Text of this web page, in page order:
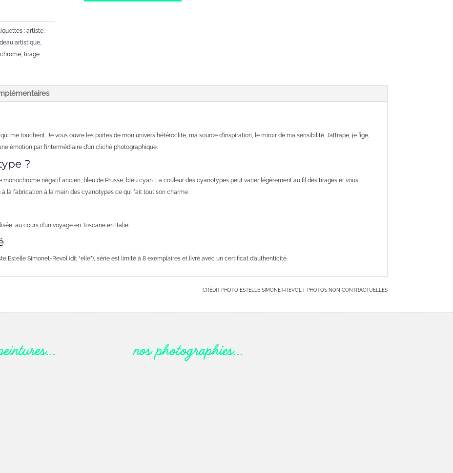
:artiste,
artistique,
,tirage
me touchent. Je vous ouvre les portes de mon univers hétéroclite, ma source d’inspiration, le miroir de ma sensibilité. J’attrape, je fige,
émotion par l’intermédiaire d’un cliché photographique.
?
négatif ancien, bleu de Prusse, bleu cyan. La couleur des cyanotypes peut varier légèrement au fil des tirages et vous
la fabrication à la main des cyanotypes ce qui fait tout son charme.
au cours d'un voyage en Toscane en Italie.
Estelle Simonet-Revol (dit “elle”), série est limité à 8 exemplaires et livré avec un certificat d’authenticité.
CRÉDIT PHOTO ESTELLE SIMONET-REVOL | PHOTOS NON CONTRACTUELLES
nos photographies…